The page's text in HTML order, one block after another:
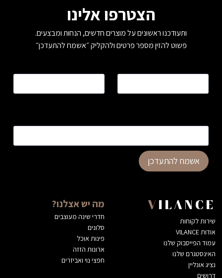
הצטרפו אלינו
ותעודכנו ראשונים על מוצרים חדשים, הנחות ומבצעים.
פשוט להזין מספר פרטים ולהקליק ״אשמח להתעדכן״
אשמח להתעדכן
VILANCE
שירות לקוחות
אודות VILANCE
עמוד הפייסבוק שלנו
האינסטגרם שלנו
נציג אונליין
דרושים
מה יש אצלנו?
חדרי שינה מעוצבים
סלונים
פינות אוכל
ארונות הזזה
חפצי נוי ואביזרים